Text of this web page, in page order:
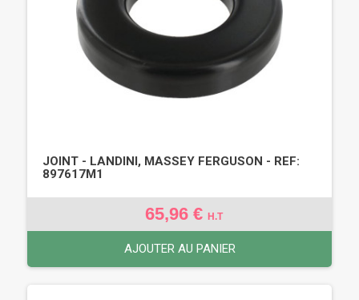
JOINT - LANDINI, MASSEY FERGUSON - REF:
897617M1
65,96 € H.T
AJOUTER AU PANIER